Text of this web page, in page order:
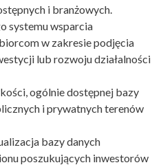
i branżowych.
systemu wsparcia
w zakresie podjęcia
lub rozwoju działalności
ogólnie dostępnej bazy
i prywatnych terenów
bazy danych
poszukujących inwestorów